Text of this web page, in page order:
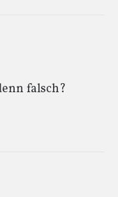
falsch?